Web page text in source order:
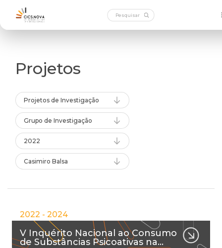
Projetos
Projetos de Investigação
Grupo de Investigação
2022
Casimiro Balsa
2022 - 2024
V Inquérito Nacional ao Consumo
de Substâncias Psicoativas na…